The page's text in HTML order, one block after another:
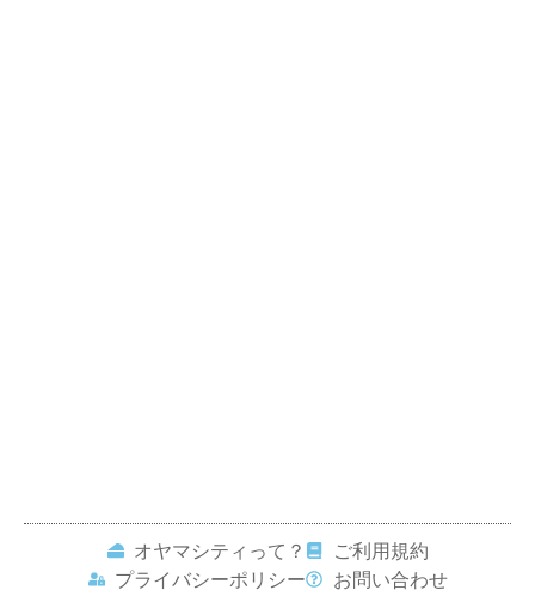
オヤマシティって？
ご利用規約
プライバシーポリシー
お問い合わせ